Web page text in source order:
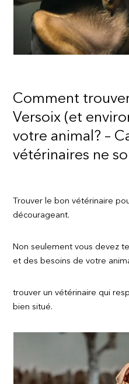
Comment
Versoix (et
votre animal? –
vétérinaires ne
Trouver le bon vétérinaire
décourageant.
Non seulement vous devez
et des besoins de votre
trouver un vétérinaire qui
bien situé.